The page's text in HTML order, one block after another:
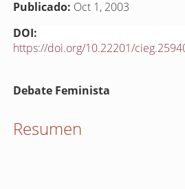
Publicado: Oct 1, 2003
DOI:
https://doi.org/10.22201/
Contenido
del
Debate Feminista
Resumen